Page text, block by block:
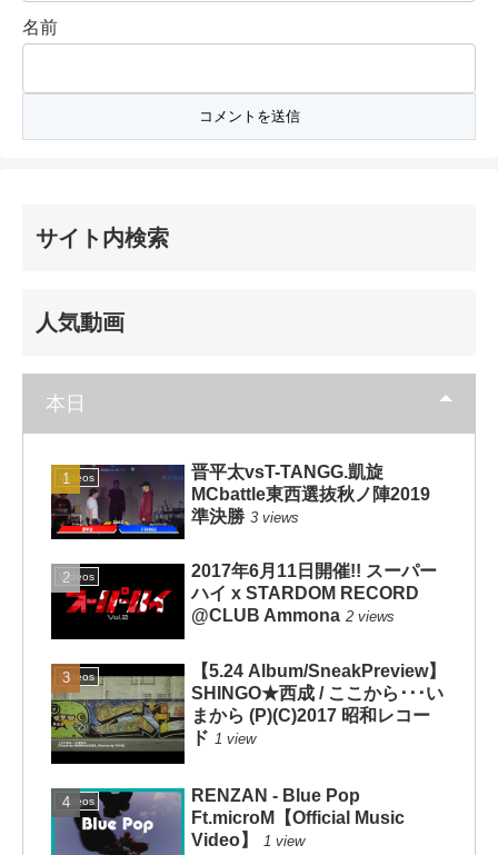
名前
サイト内検索
人気動画
本日
Videos
晋平太vsT-TANGG.凱旋
MCbattle東西選抜秋ノ陣2019
準決勝 3 views
Videos
2017年6月11日開催!! スーパー
ハイ x STARDOM RECORD
@CLUB Ammona 2 views
Videos
【5.24 Album/SneakPreview】
SHINGO★西成 / ここから･･･い
まから (P)(C)2017 昭和レコー
ド 1 view
Videos
RENZAN - Blue Pop
Ft.microM【Official Music
Video】
1 view